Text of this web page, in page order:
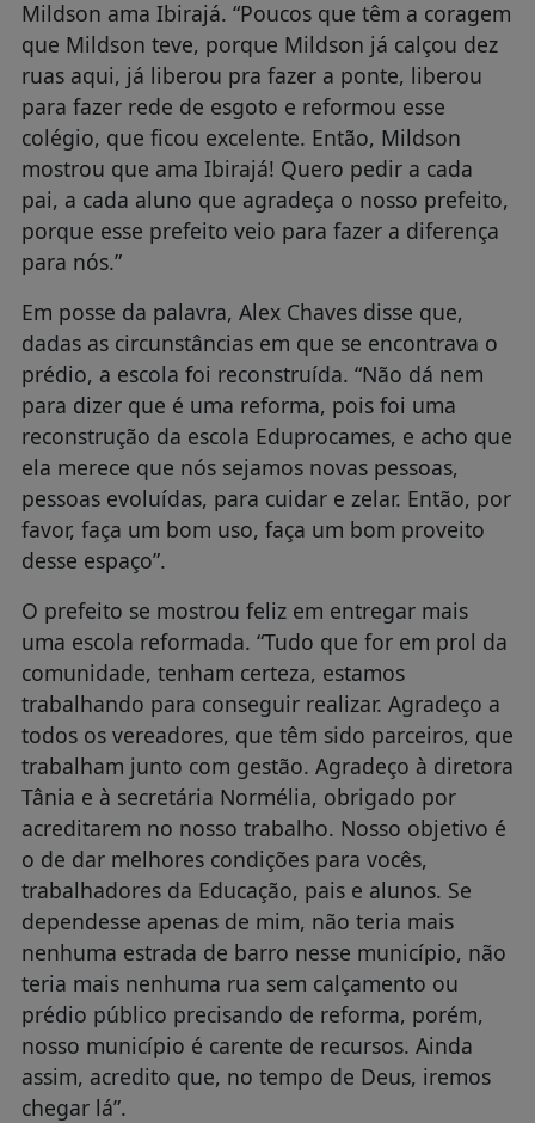
Mildson ama Ibirajá. “Poucos que têm a coragem
que Mildson teve, porque Mildson já calçou dez
ruas aqui, já liberou pra fazer a ponte, liberou
para fazer rede de esgoto e reformou esse
colégio, que ficou excelente. Então, Mildson
mostrou que ama Ibirajá! Quero pedir a cada
pai, a cada aluno que agradeça o nosso prefeito,
porque esse prefeito veio para fazer a diferença
para nós.”
Em posse da palavra, Alex Chaves disse que,
dadas as circunstâncias em que se encontrava o
prédio, a escola foi reconstruída. “Não dá nem
para dizer que é uma reforma, pois foi uma
reconstrução da escola Eduprocames, e acho que
ela merece que nós sejamos novas pessoas,
pessoas evoluídas, para cuidar e zelar. Então, por
favor, faça um bom uso, faça um bom proveito
desse espaço”.
O prefeito se mostrou feliz em entregar mais
uma escola reformada. “Tudo que for em prol da
comunidade, tenham certeza, estamos
trabalhando para conseguir realizar. Agradeço a
todos os vereadores, que têm sido parceiros, que
trabalham junto com gestão. Agradeço à diretora
Tânia e à secretária Normélia, obrigado por
acreditarem no nosso trabalho. Nosso objetivo é
o de dar melhores condições para vocês,
trabalhadores da Educação, pais e alunos. Se
dependesse apenas de mim, não teria mais
nenhuma estrada de barro nesse município, não
teria mais nenhuma rua sem calçamento ou
prédio público precisando de reforma, porém,
nosso município é carente de recursos. Ainda
assim, acredito que, no tempo de Deus, iremos
chegar lá”.